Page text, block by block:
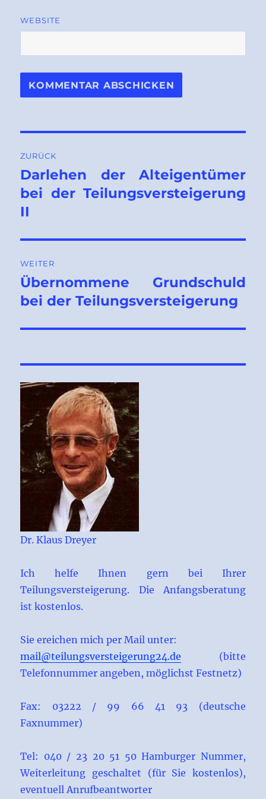
WEBSITE
ZURÜCK
Vorheriger
Beitrag:
Darlehen der Alteigentümer
bei der Teilungsversteigerung
II
WEITER
Nächster
Beitrag:
Übernommene Grundschuld
bei der Teilungsversteigerung
Dr. Klaus Dreyer
Ich helfe Ihnen gern bei Ihrer
Teilungsversteigerung. Die Anfangsberatung
ist kostenlos.
Sie ereichen mich per Mail unter:
mail@teilungsversteigerung24.de (bitte
Telefonnummer angeben, möglichst Festnetz)
Fax: 03222 / 99 66 41 93 (deutsche
Faxnummer)
Tel: 040 / 23 20 51 50 Hamburger Nummer,
Weiterleitung geschaltet (für Sie kostenlos),
eventuell Anrufbeantworter